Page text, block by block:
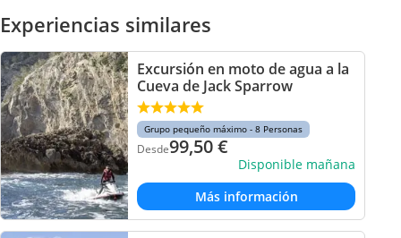
Experiencias similares
Excursión en moto de agua a la
Cueva de Jack Sparrow
Grupo pequeño máximo - 8 Personas
Desde99,50€
Disponible mañana
Más información